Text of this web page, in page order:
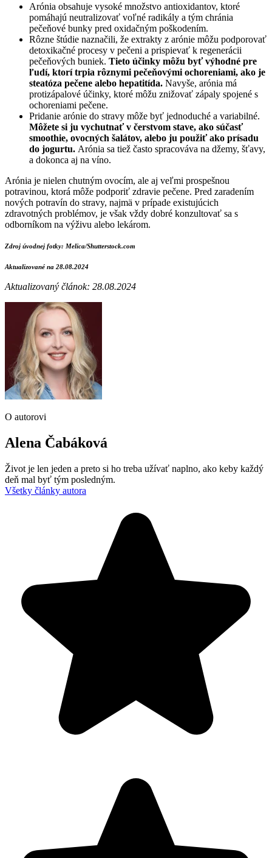
Arónia obsahuje vysoké množstvo antioxidantov, ktoré
pomáhajú neutralizovať voľné radikály a tým chránia
pečeňové bunky pred oxidačným poškodením.
Rôzne štúdie naznačili, že extrakty z arónie môžu podporovať
detoxikačné procesy v pečeni a prispievať k regenerácii
pečeňových buniek. Tieto účinky môžu byť výhodné pre
ľudí, ktorí trpia rôznymi pečeňovými ochoreniami, ako je
steatóza pečene alebo hepatitída. Navyše, arónia má
protizápalové účinky, ktoré môžu znižovať zápaly spojené s
ochoreniami pečene.
Pridanie arónie do stravy môže byť jednoduché a variabilné.
Môžete si ju vychutnať v čerstvom stave, ako súčasť
smoothie, ovocných šalátov, alebo ju použiť ako prísadu
do jogurtu. Arónia sa tiež často spracováva na džemy, šťavy,
a dokonca aj na víno.
Arónia je nielen chutným ovocím, ale aj veľmi prospešnou
potravinou, ktorá môže podporiť zdravie pečene. Pred zaradením
nových potravín do stravy, najmä v prípade existujúcich
zdravotných problémov, je však vždy dobré konzultovať sa s
odborníkom na výživu alebo lekárom.
Zdroj úvodnej fotky: Melica/Shutterstock.com
Aktualizované na 28.08.2024
Aktualizovaný článok: 28.08.2024
O autorovi
Alena Čabáková
Život je len jeden a preto si ho treba užívať naplno, ako keby každý
deň mal byť tým posledným.
Všetky články autora